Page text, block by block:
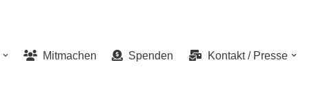
Mitmachen Spenden Kontakt / Presse